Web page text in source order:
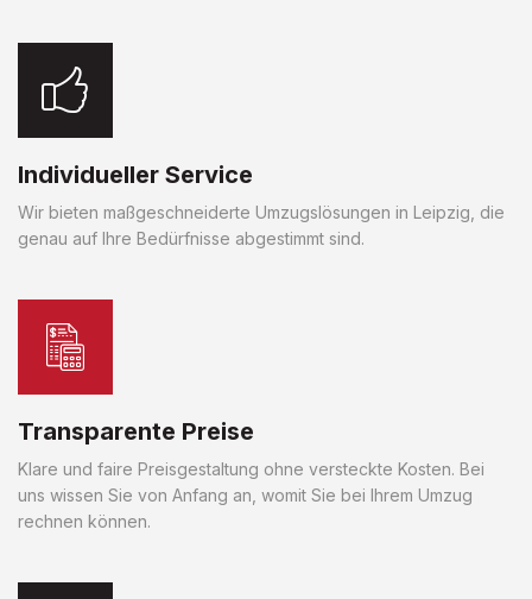
Individueller Service
Wir bieten maßgeschneiderte Umzugslösungen in Leipzig, die
genau auf Ihre Bedürfnisse abgestimmt sind.
Transparente Preise
Klare und faire Preisgestaltung ohne versteckte Kosten. Bei
uns wissen Sie von Anfang an, womit Sie bei Ihrem Umzug
rechnen können.